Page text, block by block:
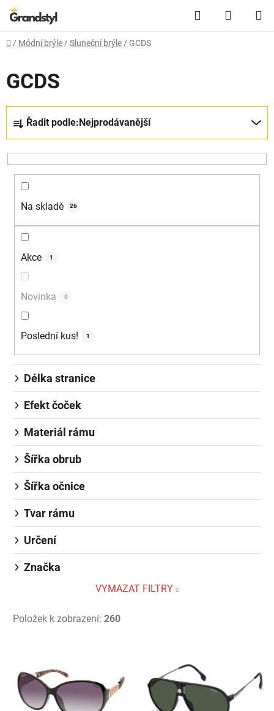
Přejít na obsah Hledat
Domů
/ Módní brýle / Sluneční brýle / GCDS
GCDS
Řazení produktů
Řadit podle: Nejprodávanější
Na skladě 26
Akce 1
Novinka 0
Poslední kus! 1
Délka stranice
Efekt čoček
Materiál rámu
Šířka obrub
Šířka očnice
Tvar rámu
Určení
Značka
VYMAZAT FILTRY
Položek k zobrazení: 260